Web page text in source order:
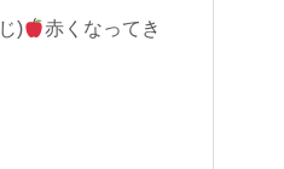
)
赤くなってき